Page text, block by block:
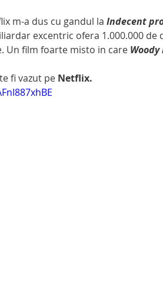
m-a dus cu gandul la Indecent
excentric ofera 1.000.000 de
Un film foarte misto in care
fi vazut pe Netflix.